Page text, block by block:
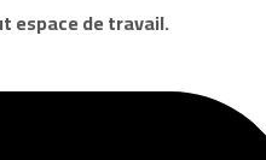
espace de travail.